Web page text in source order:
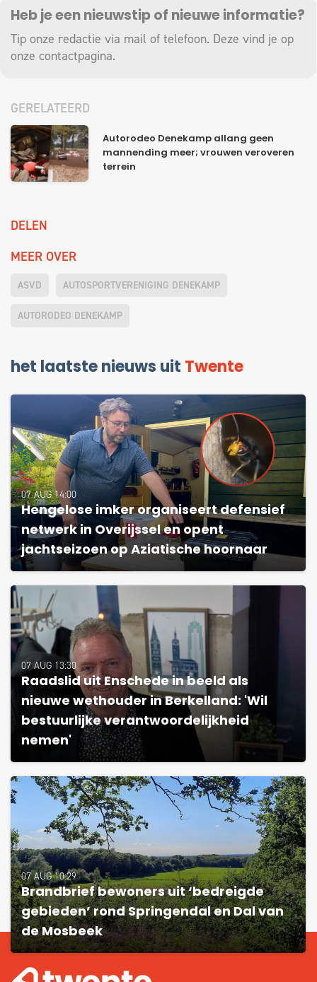
Heb je een nieuwstip of nieuwe informatie?
Tip onze redactie via mail of telefoon. Deze vind je op
onze contactpagina.
GERELATEERD
Autorodeo Denekamp allang geen
mannending meer; vrouwen veroveren
terrein
DELEN
MEER OVER
ASVD AUTOSPORTVERENIGING DENEKAMP
AUTORODEO DENEKAMP
het laatste nieuws uit Twente
07 AUG 14:00
Hengelose imker organiseert defensief
netwerk in Overijssel en opent
jachtseizoen op Aziatische hoornaar
07 AUG 13:30
Raadslid uit Enschede in beeld als
nieuwe wethouder in Berkelland: 'Wil
bestuurlijke verantwoordelijkheid
nemen'
07 AUG 10:29
Brandbrief bewoners uit ‘bedreigde
gebieden’ rond Springendal en Dal van
de Mosbeek